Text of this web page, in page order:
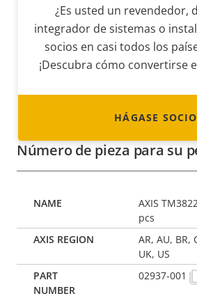
¿Es usted un revendedor,
integrador de sistemas o
socios en casi todos los
¡Descubra cómo convertirse
HÁGASE SOCIO
Número de pieza para su
AXIS
pcs
AR, AU, BR,
UK, US
02937-001